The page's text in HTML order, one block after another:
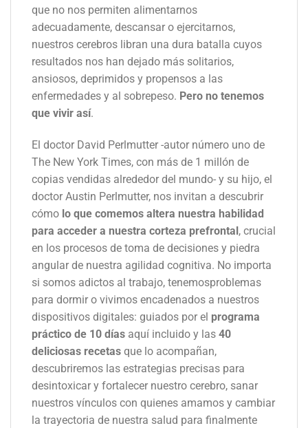
que no nos permiten alimentarnos
adecuadamente, descansar o ejercitarnos,
nuestros cerebros libran una dura batalla cuyos
resultados nos han dejado más solitarios,
ansiosos, deprimidos y propensos a las
enfermedades y al sobrepeso. Pero no tenemos
que vivir así.
El doctor David Perlmutter -autor número uno de
The New York Times, con más de 1 millón de
copias vendidas alrededor del mundo- y su hijo, el
doctor Austin Perlmutter, nos invitan a descubrir
cómo lo que comemos altera nuestra habilidad
para acceder a nuestra corteza prefrontal, crucial
en los procesos de toma de decisiones y piedra
angular de nuestra agilidad cognitiva. No importa
si somos adictos al trabajo, tenemosproblemas
para dormir o vivimos encadenados a nuestros
dispositivos digitales: guiados por el programa
práctico de 10 días aquí incluido y las 40
deliciosas recetas que lo acompañan,
descubriremos las estrategias precisas para
desintoxicar y fortalecer nuestro cerebro, sanar
nuestros vínculos con quienes amamos y cambiar
la trayectoria de nuestra salud para finalmente